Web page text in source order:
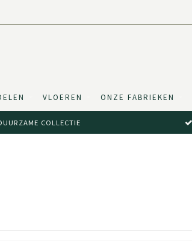
VLOEREN ONZE FABRIEKEN
COLLECTIE